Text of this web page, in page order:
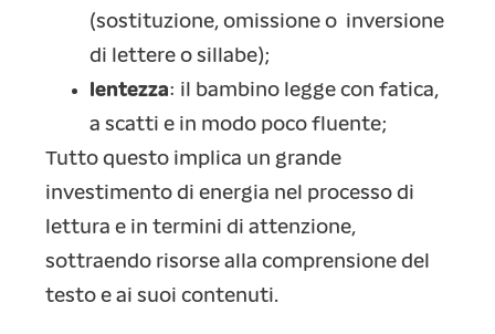
(sostituzione, omissione o inversione
di lettere o sillabe);
lentezza: il bambino legge con fatica,
a scatti e in modo poco fluente;
Tutto questo implica un grande
investimento di energia nel processo di
lettura e in termini di attenzione,
sottraendo risorse alla comprensione del
testo e ai suoi contenuti.